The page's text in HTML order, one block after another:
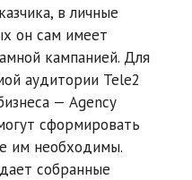
в личные
он сам имеет
кампанией. Для
аудитории Tele2
— Agency
сформировать
им необходимы.
собранные